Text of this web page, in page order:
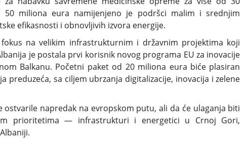
50 miliona eura namijenjeno je podršci malim i srednjim
efikasnosti i obnovljivih izvora energije.
na velikim infrastrukturnim i državnim projektima koji
je postala prvi korisnik novog programa EU za inovacije
Balkanu. Početni paket od 20 miliona eura biće plasiran
preduzeća, sa ciljem ubrzanja digitalizacije, inovacija i zelene
ostvarile napredak na evropskom putu, ali da će ulaganja biti
prioritetima — infrastrukturi i energetici u Crnoj Gori,